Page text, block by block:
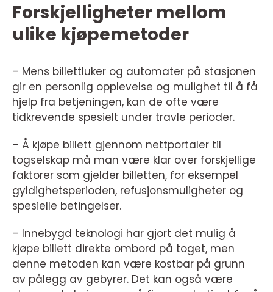
Forskjelligheter mellom
ulike kjøpemetoder
– Mens billettluker og automater på stasjonen
gir en personlig opplevelse og mulighet til å få
hjelp fra betjeningen, kan de ofte være
tidkrevende spesielt under travle perioder.
– Å kjøpe billett gjennom nettportaler til
togselskap må man være klar over forskjellige
faktorer som gjelder billetten, for eksempel
gyldighetsperioden, refusjonsmuligheter og
spesielle betingelser.
– Innebygd teknologi har gjort det mulig å
kjøpe billett direkte ombord på toget, men
denne metoden kan være kostbar på grunn
av pålegg av gebyrer. Det kan også være